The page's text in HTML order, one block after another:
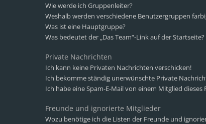
Wie werde ich Gruppenleiter?
Weshalb werden verschiedene Benutzergruppen
Was ist eine Hauptgruppe?
Was bedeutet der „Das Team“-Link auf der Startseite?
Private Nachrichten
Ich kann keine Privaten Nachrichten verschicken!
Ich bekomme ständig unerwünschte Private
Ich habe eine Spam-E-Mail von einem Mitglied
Freunde und ignorierte Mitglieder
Wozu benötige ich die Listen der Freunde und